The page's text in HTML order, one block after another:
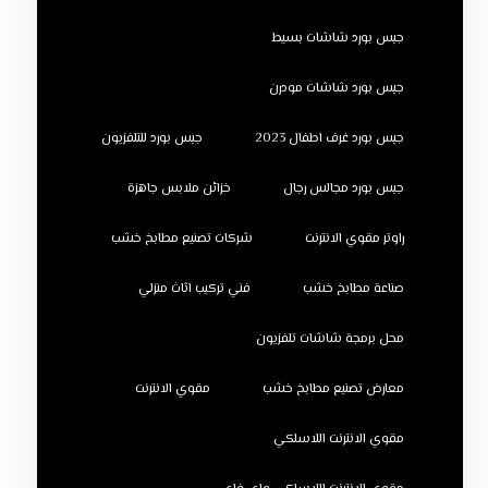
جبس بورد شاشات بسيط
جبس بورد شاشات مودرن
جبس بورد غرف اطفال 2023 جبس بورد للتلفزيون
جبس بورد مجالس رجال خزائن ملابس جاهزة
راوتر مقوي الانترنت شركات تصنيع مطابخ خشب
صناعة مطابخ خشب فني تركيب اثاث منزلي
محل برمجة شاشات تلفزيون
معارض تصنيع مطابخ خشب مقوي الانترنت
مقوي الانترنت اللاسلكي